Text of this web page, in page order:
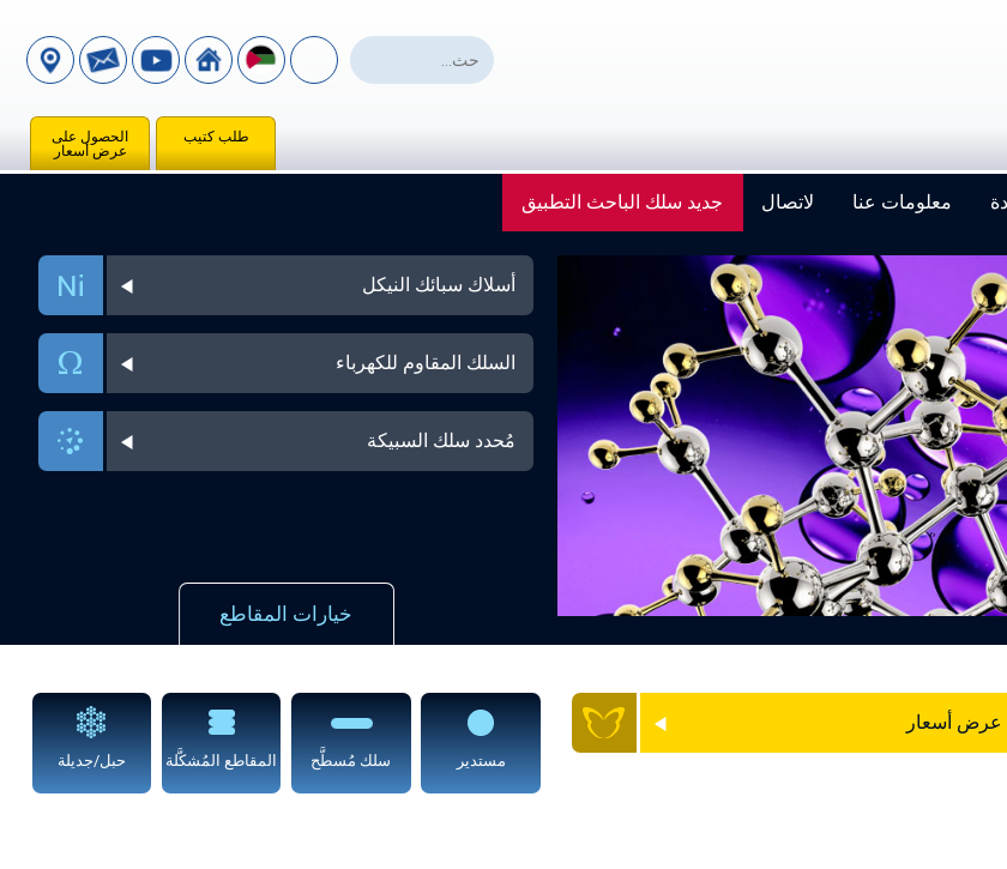
الحصول على
عرض أسعار
طلب كتيب
معلومات عنا لاتصال جديد سلك الباحث التطبيق
أسلاك سبائك النيكل
السلك المقاوم للكهرباء
مُحدد سلك السبيكة
أسعار
خيارات المقاطع
مستدير سلك مُسطَّح المقاطع المُشكَّلة حبل/جديلة